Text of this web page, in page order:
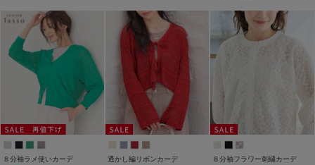
８分袖ラメ使いカーデ 透かし編リボンカーデ ８分袖フラワー刺繍カーデ